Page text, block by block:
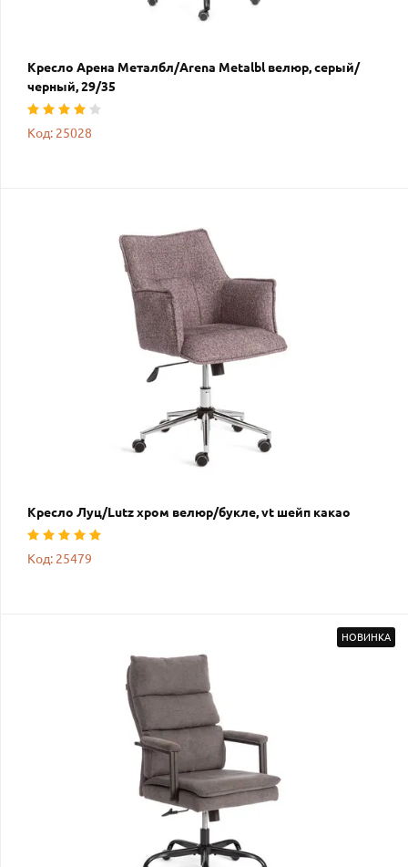
Кресло Арена Металбл/Arena Metalbl велюр, серый/
черный, 29/35
Код: 25028
Кресло Луц/Lutz хром велюр/букле, vt шейп какао
Код: 25479
НОВИНКА